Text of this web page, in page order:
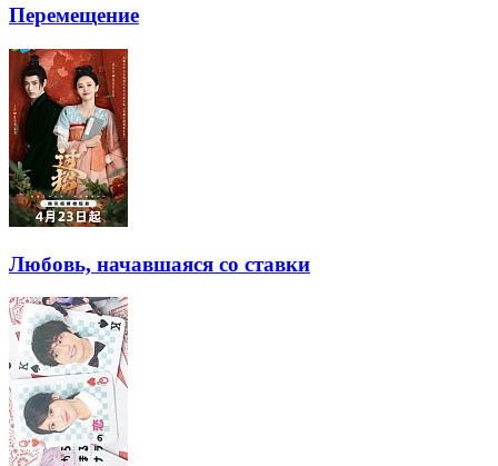
Перемещение
Любовь, начавшаяся со ставки